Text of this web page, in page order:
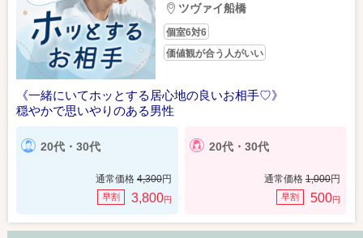
ツヴァイ船橋
個室6対6
価値観が合う人がいい
《一緒にいてホッとする居心地の良いお相手♡》
穏やかで思いやりのある男性
20代・30代
通常価格 4,300円
早割 3,800円
20代・30代
通常価格 1,000円
早割 500円